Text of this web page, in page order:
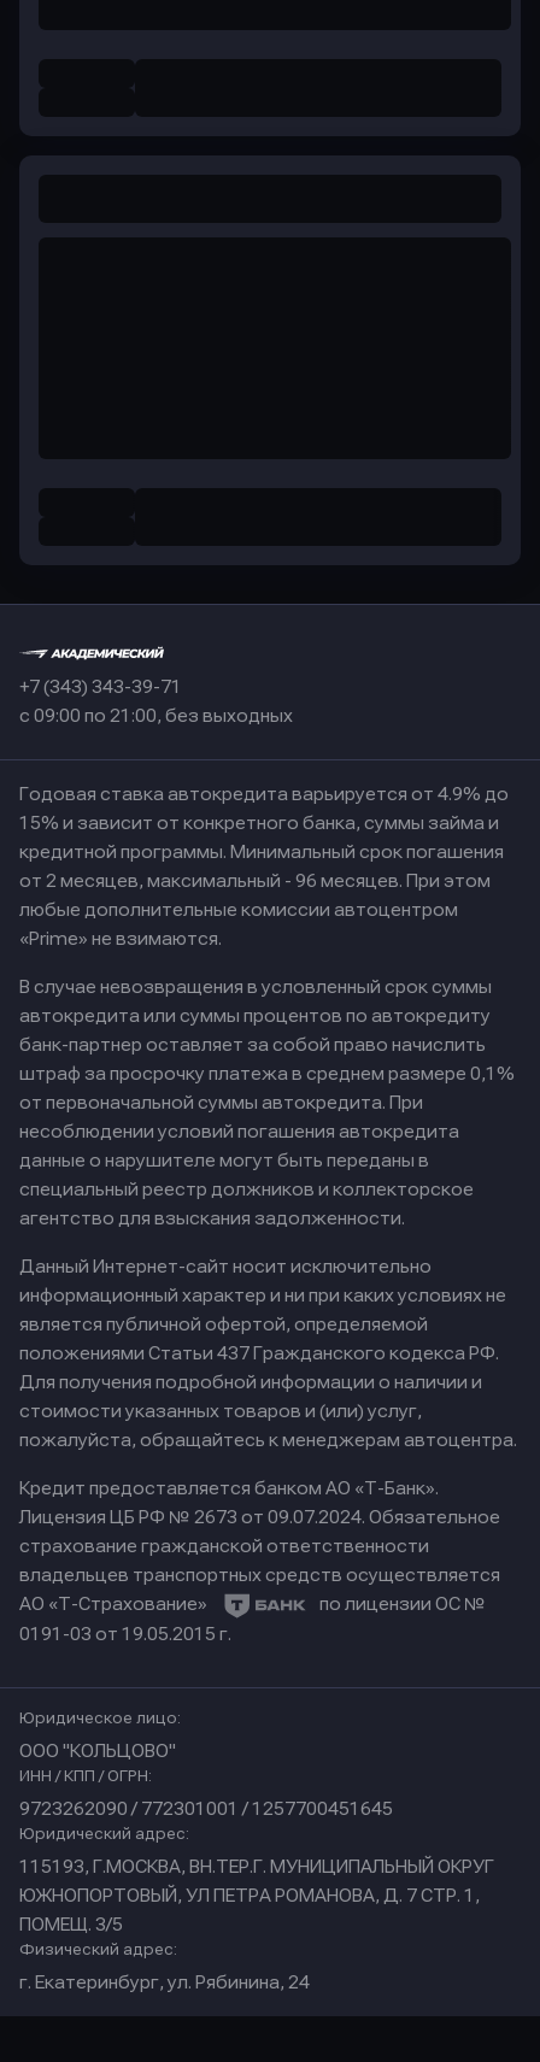
+7 (343) 343-39-71
с 09:00 по 21:00, без выходных
Годовая ставка автокредита варьируется от 4.9% до
15% и зависит от конкретного банка, суммы займа и
кредитной программы. Минимальный срок погашения
от 2 месяцев, максимальный - 96 месяцев. При этом
любые дополнительные комиссии автоцентром
«Prime» не взимаются.
В случае невозвращения в условленный срок суммы
автокредита или суммы процентов по автокредиту
банк-партнер оставляет за собой право начислить
штраф за просрочку платежа в среднем размере 0,1%
от первоначальной суммы автокредита. При
несоблюдении условий погашения автокредита
данные о нарушителе могут быть переданы в
специальный реестр должников и коллекторское
агентство для взыскания задолженности.
Данный Интернет-сайт носит исключительно
информационный характер и ни при каких условиях не
является публичной офертой, определяемой
положениями Статьи 437 Гражданского кодекса РФ.
Для получения подробной информации о наличии и
стоимости указанных товаров и (или) услуг,
пожалуйста, обращайтесь к менеджерам автоцентра.
Кредит предоставляется банком АО «Т-Банк».
Лицензия ЦБ РФ № 2673 от 09.07.2024. Обязательное
страхование гражданской ответственности
владельцев транспортных средств осуществляется
АО «Т-Страхование»
по лицензии ОС №
0191-03 от 19.05.2015 г.
Юридическое лицо:
ООО "КОЛЬЦОВО"
ИНН / КПП / ОГРН:
9723262090 / 772301001 / 1257700451645
Юридический адрес:
115193, Г.МОСКВА, ВН.ТЕР.Г. МУНИЦИПАЛЬНЫЙ ОКРУГ
ЮЖНОПОРТОВЫЙ, УЛ ПЕТРА РОМАНОВА, Д. 7 СТР. 1,
ПОМЕЩ. 3/5
Физический адрес:
г. Екатеринбург, ул. Рябинина, 24